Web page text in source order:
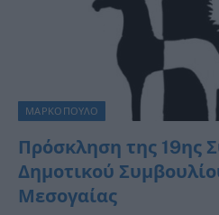
ΜΑΡΚΟΠΟΥΛΟ
Πρόσκληση της 19ης
Δημοτικού
Μεσογαίας